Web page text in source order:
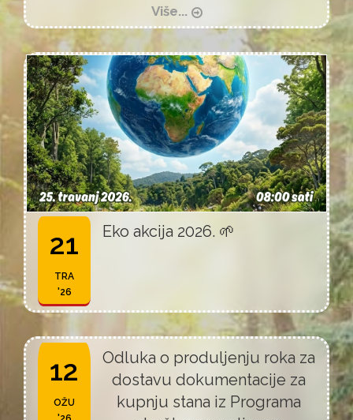
Više...
21
TRA
'26
Eko akcija 2026. 🌱
12
OŽU
Odluka o produljenju roka za
dostavu dokumentacije za
kupnju stana iz Programa